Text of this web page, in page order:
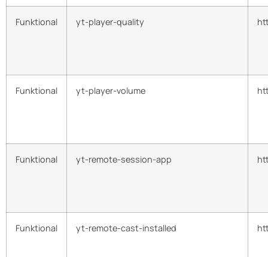
Funktional yt-player-quality
Funktional yt-player-volume
Funktional yt-remote-session-app
Funktional yt-remote-cast-installed